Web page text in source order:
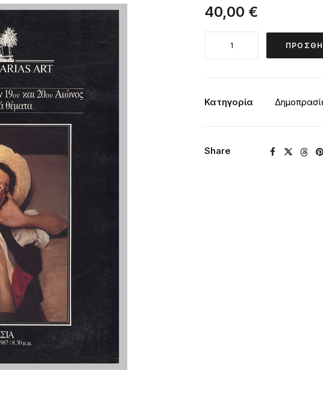
40,00 €
1987
ΕΛΛΗΝΩΝ
Κατηγορία
Share